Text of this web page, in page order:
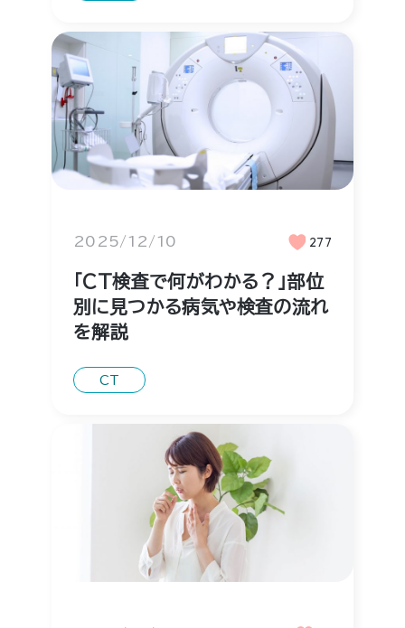
2025/12/10 277
「CT検査で何がわかる？」部位
別に見つかる病気や検査の流れ
を解説
CT